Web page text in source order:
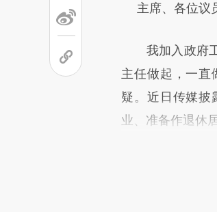
主席、各位议
我加入政府工
主任做起，一直
疑。近日传媒披
业、准备作退休